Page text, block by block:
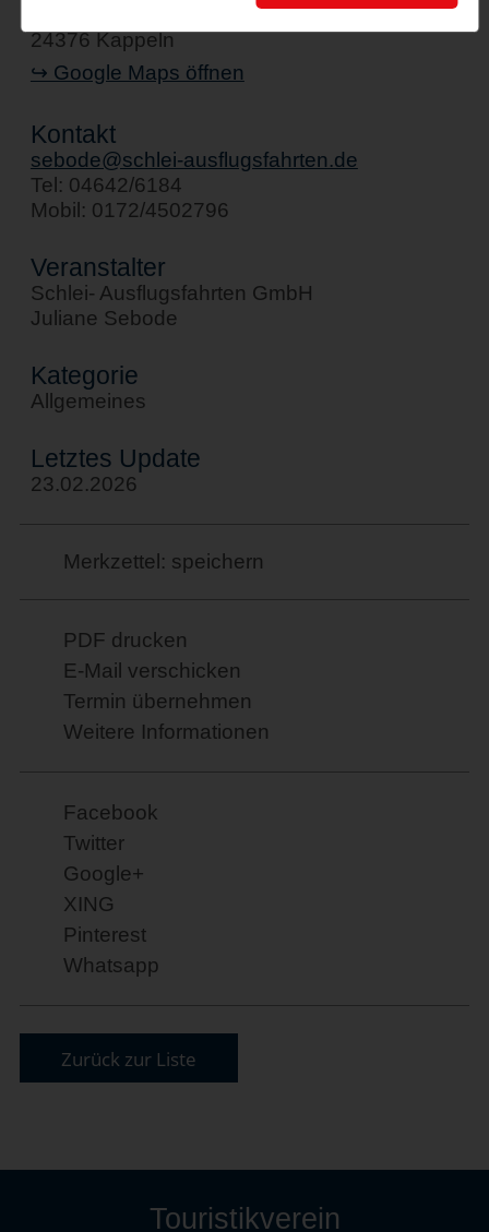
24376 Kappeln
↪ Google Maps öffnen
Kontakt
sebode@schlei-ausflugsfahrten.de
Tel: 04642/6184
Mobil: 0172/4502796
Veranstalter
Schlei- Ausflugsfahrten GmbH
Juliane Sebode
Kategorie
Allgemeines
Letztes Update
23.02.2026
Merkzettel: speichern
PDF drucken
E-Mail verschicken
Termin übernehmen
Weitere Informationen
Facebook
Twitter
Google+
XING
Pinterest
Whatsapp
Zurück zur Liste
Touristikverein